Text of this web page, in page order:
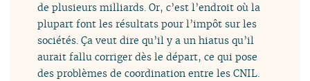
de plusieurs milliards. Or, c’est l’endroit où la
plupart font les résultats pour l’impôt sur les
sociétés. Ça veut dire qu’il y a un hiatus qu’il
aurait fallu corriger dès le départ, ce qui pose
des problèmes de coordination entre les CNIL.